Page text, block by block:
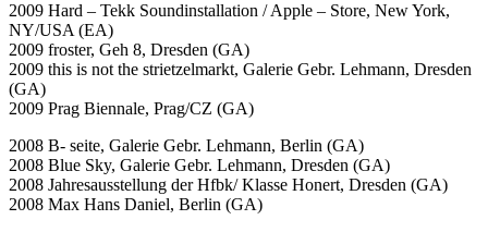
2009 Hard – Tekk Soundinstallation / Apple – Store, New York,
NY/USA (EA)
2009 froster, Geh 8, Dresden (GA)
2009 this is not the strietzelmarkt, Galerie Gebr. Lehmann, Dresden
(GA)
2009 Prag Biennale, Prag/CZ (GA)
2008 B- seite, Galerie Gebr. Lehmann, Berlin (GA)
2008 Blue Sky, Galerie Gebr. Lehmann, Dresden (GA)
2008 Jahresausstellung der Hfbk/ Klasse Honert, Dresden (GA)
2008 Max Hans Daniel, Berlin (GA)